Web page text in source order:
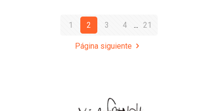
1 2 3 4 ... 21
Página siguiente